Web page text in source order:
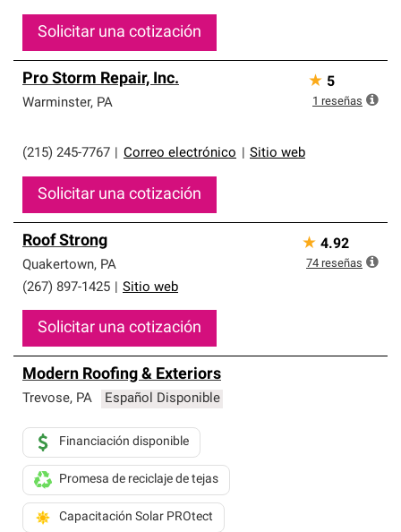
Solicitar una cotización
Pro Storm Repair, Inc.
Warminster, PA
(215) 245-7767 Correo electrónico Sitio web
Solicitar una cotización
★ 5
1 reseñas
Roof Strong
Quakertown, PA
(267) 897-1425
Sitio web
Solicitar una cotización
★ 4.92
74 reseñas
Modern Roofing & Exteriors
Trevose, PA Español Disponible
Financiación disponible
Promesa de reciclaje de tejas
Capacitación Solar PROtect